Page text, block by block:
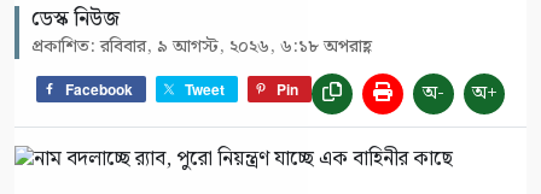
ডেস্ক নিউজ
প্রকাশিত: রবিবার, ৯ আগস্ট, ২০২৬, ৬:১৮ অপরাহ্ণ
Facebook Tweet Pin অ- অ+